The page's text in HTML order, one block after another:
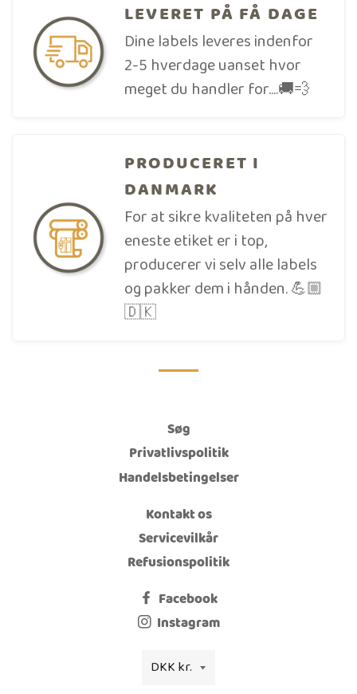
LEVERET PÅ FÅ DAGE
Dine labels leveres indenfor
2-5 hverdage uanset hvor
meget du handler for....🚚💨
PRODUCERET I
DANMARK
For at sikre kvaliteten på hver
eneste etiket er i top,
producerer vi selv alle labels
og pakker dem i hånden. 💪🏼
🇩🇰
Søg
Privatlivspolitik
Handelsbetingelser
Kontakt os
Servicevilkår
Refusionspolitik
Facebook
Instagram
Valuta
DKK kr.